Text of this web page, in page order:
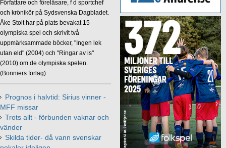
Författare och föreläsare, f d sportchef
och krönikör på Sydsvenska Dagbladet.
Åke Stolt har på plats bevakat 15
olympiska spel och skrivit två
uppmärksammade böcker, "Ingen lek
utan eld" (2004) och "Ringar av is"
(2010) om de olympiska spelen.
(Bonniers förlag)
Prognos i halvtid: Sirius vinner -
MFF missar
Trots allt - förbunden vaknar och
vänder
Skilda tider- då vann svenskar